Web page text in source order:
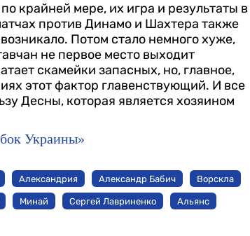
крайней мере, их игра и результаты в
против Динамо и Шахтера также
Потом стало немного хуже,
не первое место выходит
скамейки запасных, но, главное,
этот фактор главенствующий. И все
Десны, которая является хозяином
Украины»
Александрия Александр Бабич Ворскла
Минай Сергей Лавриненко Альянс